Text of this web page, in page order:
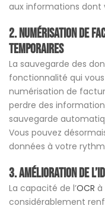
aux informations dont
2. NUMÉRISATION DE
Temporaires
La sauvegarde des
fonctionnalité qui
numérisation de
perdre des
sauvegarde
Vous pouvez
données à votre
3. Amélioration de
La capacité de l’OCR à
considérablement